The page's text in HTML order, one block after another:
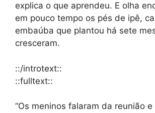
explica o que aprendeu. E olha
em pouco tempo os pés de ipê,
embaúba que plantou há sete
cresceram.
::/introtext::
::fulltext::
“Os meninos falaram da reunião